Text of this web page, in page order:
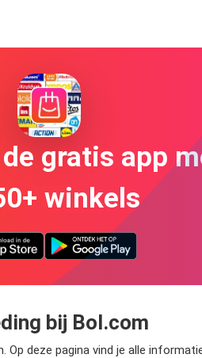
gratis app
winkels
bij Bol.com
deze pagina vind je alle